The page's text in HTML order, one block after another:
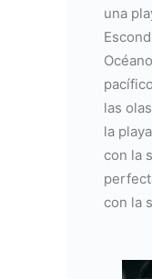
una
las
la
con la
con la